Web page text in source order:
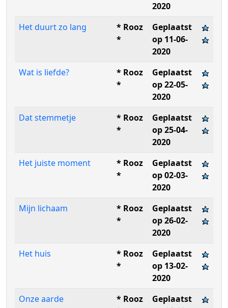
2020
Het duurt zo lang
* Rooz
*
Geplaatst
op 11-06-
2020
Wat is liefde?
* Rooz
*
Geplaatst
op 22-05-
2020
Dat stemmetje
* Rooz
*
Geplaatst
op 25-04-
2020
Het juiste moment
* Rooz
*
Geplaatst
op 02-03-
2020
Mijn lichaam
* Rooz
*
Geplaatst
op 26-02-
2020
Het huis
* Rooz
*
Geplaatst
op 13-02-
2020
Onze aarde
* Rooz
Geplaatst